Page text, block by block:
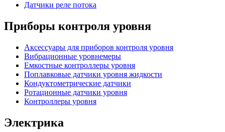
Датчики реле потока
Приборы контроля уровня
Аксессуары для приборов контроля уровня
Вибрационные уровнемеры
Емкостные контроллеры уровня
Поплавковые датчики уровня жидкости
Кондуктометрические датчики
Ротационные датчики уровня
Контроллеры уровня
Электрика